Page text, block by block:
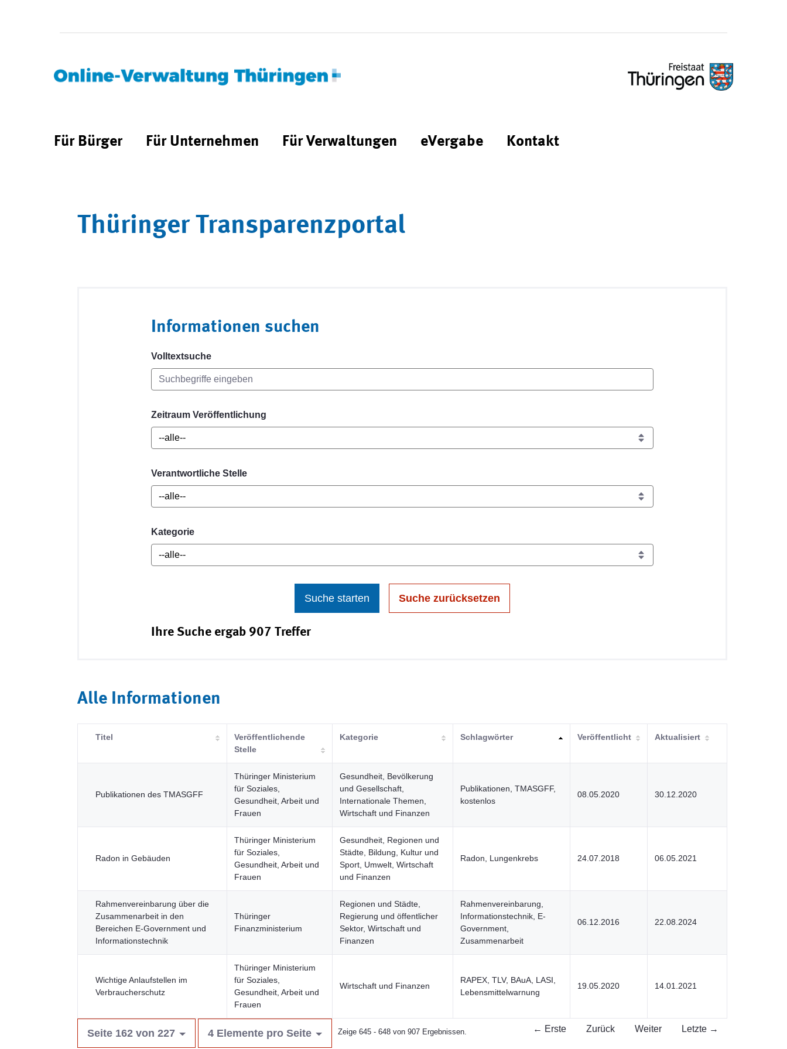
Für Bürger Für Unternehmen Für Verwaltungen eVergabe Kontakt
Thüringer Transparenzportal
Informationen suchen
Volltextsuche
Zeitraum Veröffentlichung
Verantwortliche Stelle
Kategorie
Suche starten Suche zurücksetzen
Ihre Suche ergab 907 Treffer
Alle Informationen
Titel
Veröffentlichende
Stelle
Kategorie Schlagwörter Veröffentlicht Aktualisiert
Publikationen des TMASGFF
Thüringer Ministerium
für Soziales,
Gesundheit, Arbeit und
Frauen
Gesundheit, Bevölkerung
und Gesellschaft,
Internationale Themen,
Wirtschaft und Finanzen
Publikationen, TMASGFF,
kostenlos
08.05.2020 30.12.2020
Radon in Gebäuden
Thüringer Ministerium
für Soziales,
Gesundheit, Arbeit und
Frauen
Gesundheit, Regionen und
Städte, Bildung, Kultur und
Sport, Umwelt, Wirtschaft
und Finanzen
Radon, Lungenkrebs 24.07.2018 06.05.2021
Rahmenvereinbarung über die
Zusammenarbeit in den
Bereichen E-Government und
Informationstechnik
Thüringer
Finanzministerium
Regionen und Städte,
Regierung und öffentlicher
Sektor, Wirtschaft und
Finanzen
Rahmenvereinbarung,
Informationstechnik, E-
Government,
Zusammenarbeit
06.12.2016 22.08.2024
Wichtige Anlaufstellen im
Verbraucherschutz
Thüringer Ministerium
für Soziales,
Gesundheit, Arbeit und
Frauen
Wirtschaft und Finanzen
RAPEX, TLV, BAuA, LASI,
Lebensmittelwarnung
19.05.2020 14.01.2021
Seite 162 von 227 4 Elemente pro Seite Zeige 645 - 648 von 907 Ergebnissen. ← Erste Zurück Weiter Letzte →